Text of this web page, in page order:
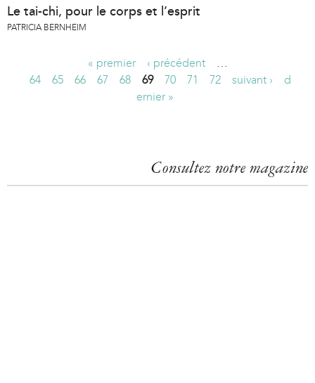
Le tai-chi, pour le corps et l’esprit
PATRICIA BERNHEIM
s
« premier ‹ précédent
…
64
65 66 67 68 69 70 71 72 suivant ›
d
ernier »
Consultez notre magazine